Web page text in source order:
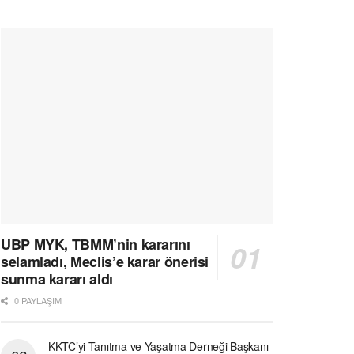
UBP MYK, TBMM’nin kararını
selamladı, Meclis’e karar önerisi
sunma kararı aldı
0 PAYLAŞIM
KKTC’yi Tanıtma ve Yaşatma Derneği Başkanı